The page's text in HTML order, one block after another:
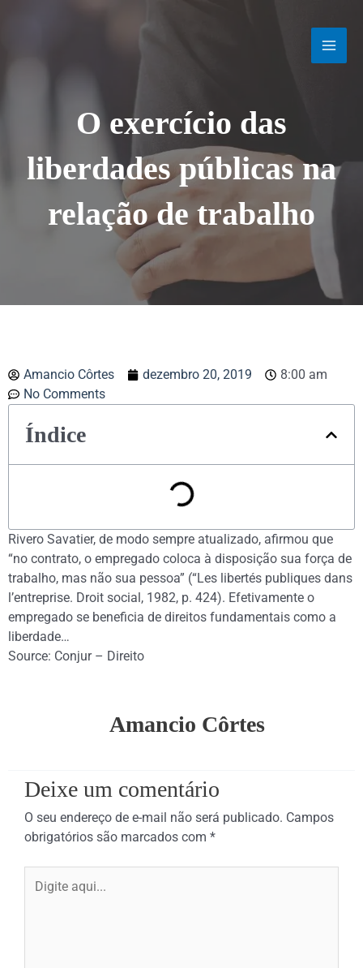
O exercício das
liberdades públicas na
relação de trabalho
Amancio Côrtes dezembro 20, 2019
8:00 am
No Comments
Índice
Rivero Savatier, de modo sempre atualizado, afirmou que
“no contrato, o empregado coloca à disposição sua força de
trabalho, mas não sua pessoa” (“Les libertés publiques dans
l’entreprise. Droit social, 1982, p. 424). Efetivamente o
empregado se beneficia de direitos fundamentais como a
liberdade…
Source: Conjur – Direito
Amancio Côrtes
Deixe um comentário
O seu endereço de e-mail não será publicado. Campos
obrigatórios são marcados com *
aqui...